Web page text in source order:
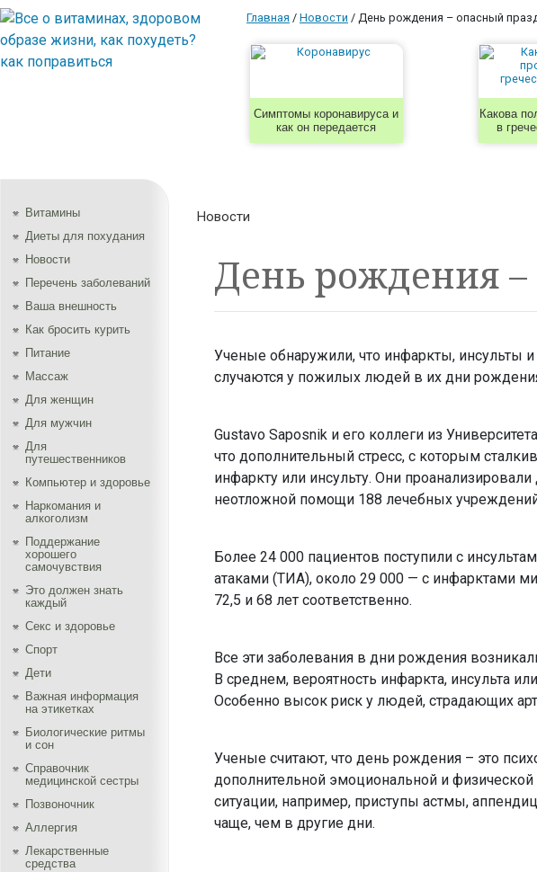
Главная / Новости / День рождения – опасный
Симптомы коронавируса и
как он передается
Какова
в
Витамины
Диеты для похудания
Новости
Перечень заболеваний
Ваша внешность
Как бросить курить
Питание
Массаж
Для женщин
Для мужчин
Для
путешественников
Компьютер и здоровье
Наркомания и
алкоголизм
Поддержание
хорошего
самочувствия
Это должен знать
каждый
Секс и здоровье
Спорт
Дети
Важная информация
на этикетках
Биологические ритмы
и сон
Справочник
медицинской сестры
Позвоночник
Аллергия
Лекарственные
средства
Новости
День рождения
Ученые обнаружили, что инфаркты, инсульты
случаются у пожилых людей в их дни
Gustavo Saposnik и его коллеги из
что дополнительный стресс, с которым
инфаркту или инсульту. Они
неотложной помощи 188 лечебных
Более 24 000 пациентов поступили с
атаками (ТИА), около 29 000 — с инфарктами
72,5 и 68 лет соответственно.
Все эти заболевания в дни рождения
В среднем, вероятность инфаркта, инсульта
Особенно высок риск у людей, страдающих
Ученые считают, что день рождения – это
дополнительной эмоциональной и
ситуации, например, приступы астмы,
чаще, чем в другие дни.